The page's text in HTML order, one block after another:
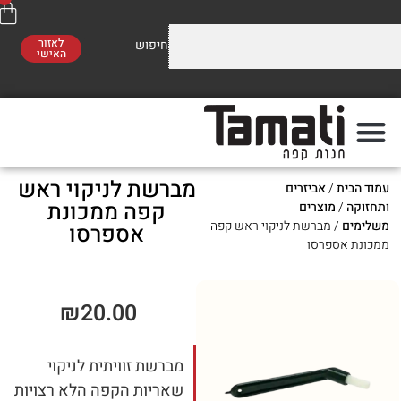
לראות! ברכישה מעל 300 ₪
/אביזרים
מוצרים
/ מברשת לניקוי ראש קפה
מברשת לניקוי ראש
קפה ממכונת
אספרסו
₪
מברשת זוויתית לניקוי
שאריות הקפה הלא רצויות